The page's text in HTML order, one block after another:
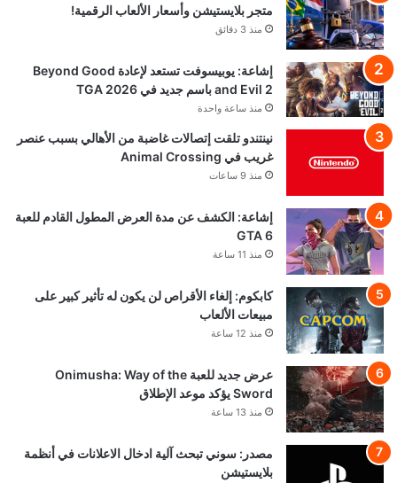
متجر بلايستيشن وأسعار الألعاب الرقمية!
منذ 3 دقائق
إشاعة: يوبيسوفت تستعد لإعادة Beyond Good
and Evil 2 باسم جديد في TGA 2026
منذ ساعة واحدة
نينتندو تلقت إتصالات غاضبة من الأهالي بسبب عنصر
غريب في Animal Crossing
منذ 9 ساعات
إشاعة: الكشف عن مدة العرض المطول القادم للعبة
GTA 6
منذ 11 ساعة
كابكوم: إلغاء الأقراص لن يكون له تأثير كبير على
مبيعات الألعاب
منذ 12 ساعة
عرض جديد للعبة Onimusha: Way of the
Sword يؤكد موعد الإطلاق
منذ 13 ساعة
مصدر: سوني تبحث آلية ادخال الاعلانات في أنظمة
بلايستيشن